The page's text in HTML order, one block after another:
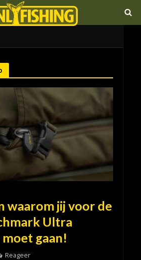
waarom jij voor de
Ultra
gaan!
Reageer